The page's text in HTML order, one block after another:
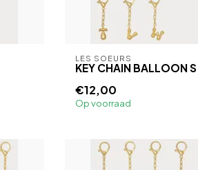
LES SOEURS
KEY CHAIN BALLOON S
€12,00
Op voorraad